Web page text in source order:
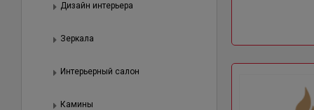
Дизайн интерьера
Зеркала
Интерьерный салон
Камины